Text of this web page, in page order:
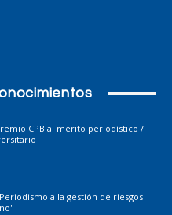
CPB al mérito periodístico /
a la gestión de riesgos